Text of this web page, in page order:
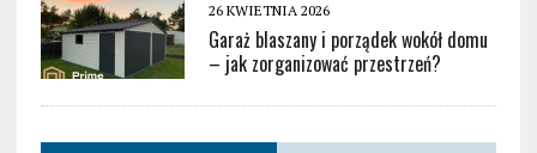
26 KWIETNIA 2026
Garaż blaszany i porządek wokół domu
– jak zorganizować przestrzeń?